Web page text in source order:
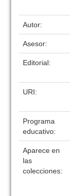
Autor:
Asesor:
Editorial:
URI:
Programa
educativo:
Aparece en
las
colecciones: